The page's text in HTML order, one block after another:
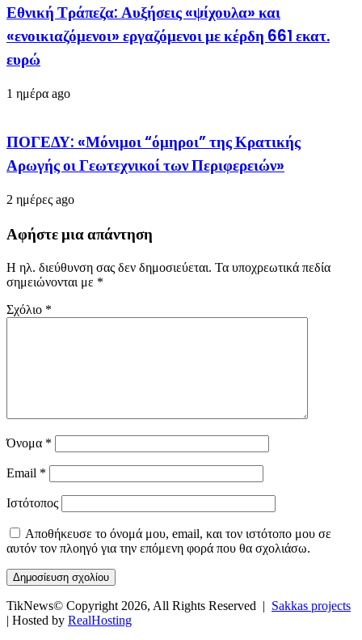
Εθνική Τράπεζα: Αυξήσεις «ψίχουλα» και
«ενοικιαζόμενοι» εργαζόμενοι με κέρδη 661 εκατ.
ευρώ
1 ημέρα ago
ΠΟΓΕΔΥ: «Μόνιμοι “όμηροι” της Κρατικής
Αρωγής οι Γεωτεχνικοί των Περιφερειών»
2 ημέρες ago
Αφήστε μια απάντηση
Η ηλ. διεύθυνση σας δεν δημοσιεύεται. Τα υποχρεωτικά πεδία
σημειώνονται με *
Σχόλιο *
Όνομα *
Email *
Ιστότοπος
Αποθήκευσε το όνομά μου, email, και τον ιστότοπο μου σε
αυτόν τον πλοηγό για την επόμενη φορά που θα σχολιάσω.
TikNews© Copyright 2026, All Rights Reserved | Sakkas projects
| Hosted by RealHosting